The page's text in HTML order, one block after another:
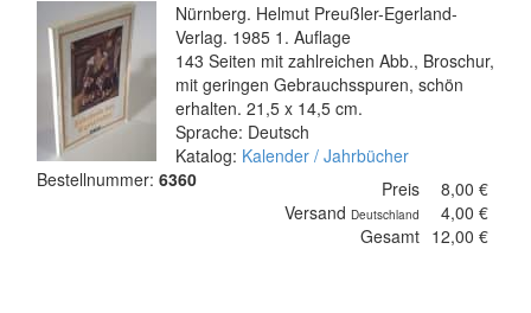
Nürnberg. Helmut Preußler-Egerland-
Verlag. 1985 1. Auflage
143 Seiten mit zahlreichen Abb., Broschur,
mit geringen Gebrauchsspuren, schön
erhalten. 21,5 x 14,5 cm.
Sprache: Deutsch
Katalog: Kalender / Jahrbücher
Bestellnummer: 6360 Preis
8,00 €
Versand Deutschland
4,00 €
Gesamt 12,00 €